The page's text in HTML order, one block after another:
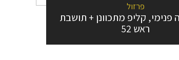
פרזול
פנימי, קליפ מתכוונן + תושבת
ראש 52